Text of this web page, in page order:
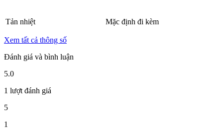
Tản nhiệt Mặc định đi kèm
Xem tất cả thông số
Đánh giá và bình luận
5.0
1 lượt đánh giá
5
1